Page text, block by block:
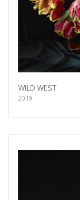
WILD WEST
2019
more.